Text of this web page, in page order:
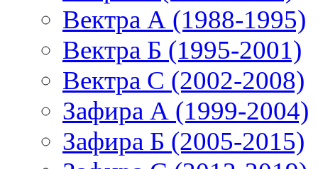
Вектра А (1988-1995)
Вектра Б (1995-2001)
Вектра С (2002-2008)
Зафира А (1999-2004)
Зафира Б (2005-2015)